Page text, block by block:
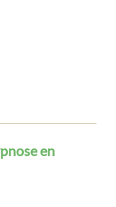
en